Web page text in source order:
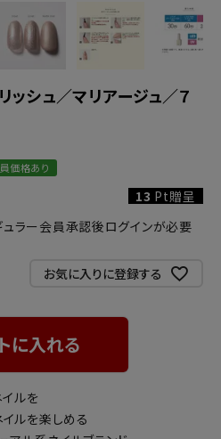
シュ／マリアージュ／７
価格あり
13 Pt贈呈
ラー会員承認後ログインが必要
お気に入りに登録する
に入れる
ルを
ルを楽しめる